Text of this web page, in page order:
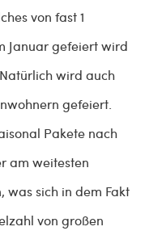
von fast 1
Januar gefeiert wird
wird auch
gefeiert.
Pakete nach
am weitesten
was sich in dem Fakt
von großen